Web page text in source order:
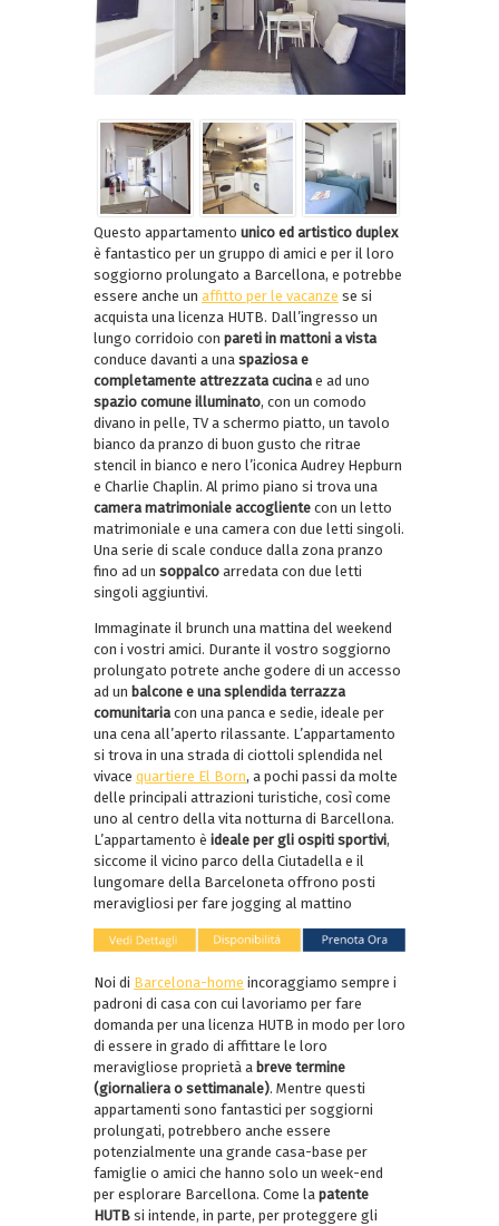
Questo appartamento unico ed artistico duplex
è fantastico per un gruppo di amici e per il loro
soggiorno prolungato a Barcellona, e potrebbe
essere anche un affitto per le vacanze se si
acquista una licenza HUTB. Dall’ingresso un
lungo corridoio con pareti in mattoni a vista
conduce davanti a una spaziosa e
completamente attrezzata cucina e ad uno
spazio comune illuminato, con un comodo
divano in pelle, TV a schermo piatto, un tavolo
bianco da pranzo di buon gusto che ritrae
stencil in bianco e nero l’iconica Audrey Hepburn
e Charlie Chaplin. Al primo piano si trova una
camera matrimoniale accogliente con un letto
matrimoniale e una camera con due letti singoli.
Una serie di scale conduce dalla zona pranzo
fino ad un soppalco arredata con due letti
singoli aggiuntivi.
Immaginate il brunch una mattina del weekend
con i vostri amici. Durante il vostro soggiorno
prolungato potrete anche godere di un accesso
ad un balcone e una splendida terrazza
comunitaria con una panca e sedie, ideale per
una cena all’aperto rilassante. L’appartamento
si trova in una strada di ciottoli splendida nel
vivace quartiere El Born, a pochi passi da molte
delle principali attrazioni turistiche, così come
uno al centro della vita notturna di Barcellona.
L’appartamento è ideale per gli ospiti sportivi,
siccome il vicino parco della Ciutadella e il
lungomare della Barceloneta offrono posti
meravigliosi per fare jogging al mattino
Noi di Barcelona-home incoraggiamo sempre i
padroni di casa con cui lavoriamo per fare
domanda per una licenza HUTB in modo per loro
di essere in grado di affittare le loro
meravigliose proprietà a breve termine
(giornaliera o settimanale). Mentre questi
appartamenti sono fantastici per soggiorni
prolungati, potrebbero anche essere
potenzialmente una grande casa-base per
famiglie o amici che hanno solo un week-end
per esplorare Barcellona. Come la patente
HUTB si intende, in parte, per proteggere gli